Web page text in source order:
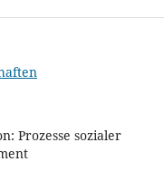
Prozesse sozialer